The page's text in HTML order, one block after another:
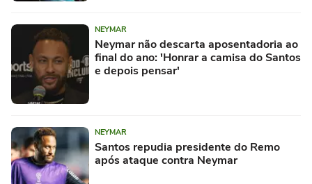
NEYMAR
Neymar não descarta aposentadoria ao
final do ano: 'Honrar a camisa do Santos
e depois pensar'
NEYMAR
Santos repudia presidente do Remo
após ataque contra Neymar